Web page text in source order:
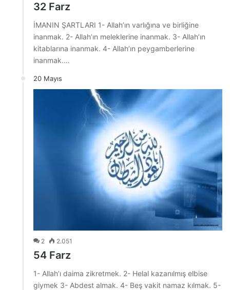
32 Farz
İMANIN ŞARTLARI 1- Allah’ın varlığına ve birliğine
inanmak. 2- Allah’ın meleklerine inanmak. 3- Allah’ın
kitablarına inanmak. 4- Allah’ın peygamberlerine
inanmak.…
20 Mayıs
2 2.051
54 Farz
1- Allah’ı daima zikretmek. 2- Helal kazanılmış elbise
giymek 3- Abdest almak. 4- Beş vakit namaz kılmak. 5-